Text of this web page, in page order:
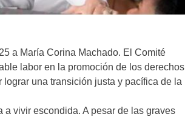
a María Corina Machado. El Comité
labor en la promoción de los derechos
una transición justa y pacífica de la
vivir escondida. A pesar de las graves